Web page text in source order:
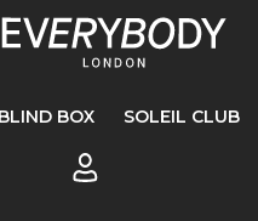
BOX SOLEIL CLUB
Zaloguj się